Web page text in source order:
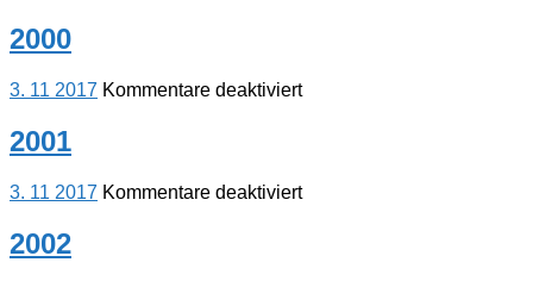
2000
3. 11 2017 Kommentare deaktiviertfür
2001
3. 11 2017 Kommentare deaktiviertfür
2002